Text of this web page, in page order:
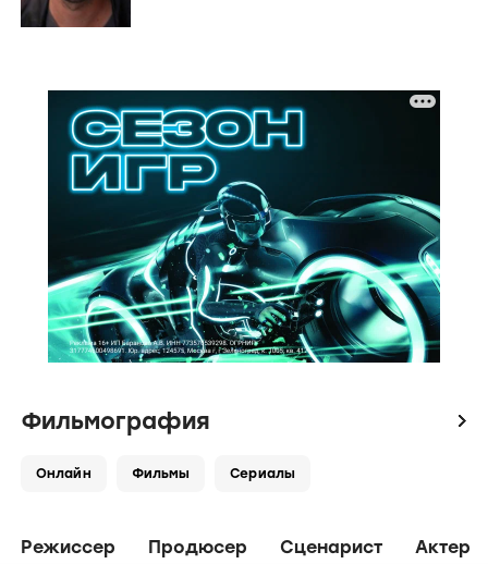
Фильмография icon
Онлайн Фильмы Сериалы
Режиссер Продюсер Сценарист Актер